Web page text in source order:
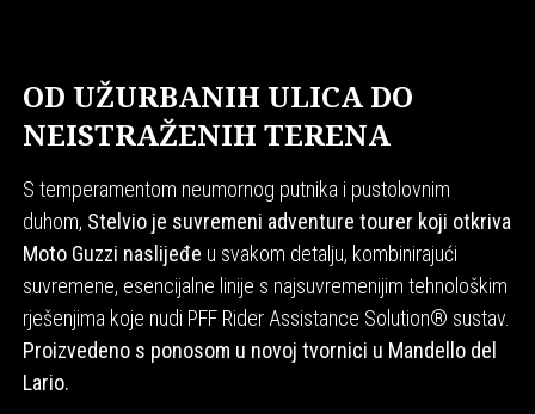
OD UŽURBANIH ULICA DO
NEISTRAŽENIH TERENA
S temperamentom neumornog putnika i pustolovnim
duhom, Stelvio je suvremeni adventure tourer koji otkriva
Moto Guzzi naslijeđe u svakom detalju, kombinirajući
suvremene, esencijalne linije s najsuvremenijim tehnološkim
rješenjima koje nudi PFF Rider Assistance Solution® sustav.
Proizvedeno s ponosom u novoj tvornici u Mandello del
Lario.